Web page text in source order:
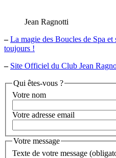
Jean Ragnotti
– La magie des Boucles de Spa
toujours !
– Site Officiel du Club Jean
Qui êtes-vous ?
Votre nom
Votre adresse email
Votre message
Texte de votre message